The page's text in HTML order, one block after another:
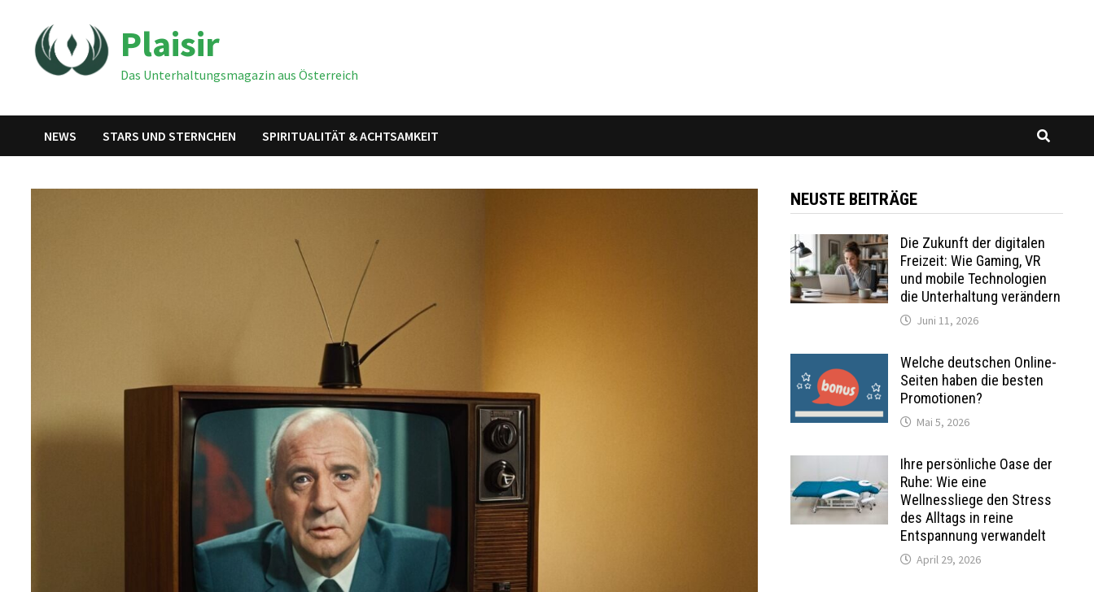
springen
Plaisir
Das Unterhaltungsmagazin aus Österreich
NEWS STARS UND STERNCHEN SPIRITUALITÄT & ACHTSAMKEIT
NEUSTE BEITRÄGE
Die Zukunft der digitalen
Freizeit: Wie Gaming, VR
und mobile Technologien
die Unterhaltung verändern
Juni 11, 2026
Welche deutschen Online-
Seiten haben die besten
Promotionen?
Mai 5, 2026
Ihre persönliche Oase der
Ruhe: Wie eine
Wellnessliege den Stress
des Alltags in reine
Entspannung verwandelt
April 29, 2026